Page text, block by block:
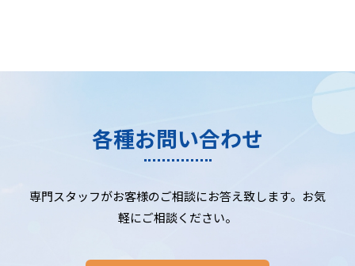
各種お問い合わせ
専門スタッフがお客様のご相談にお答え致します。お気
軽にご相談ください。